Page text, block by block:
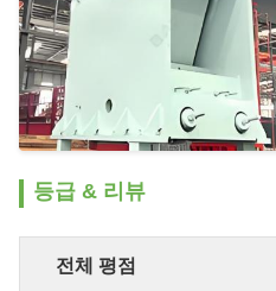
등급 & 리뷰
전체 평점